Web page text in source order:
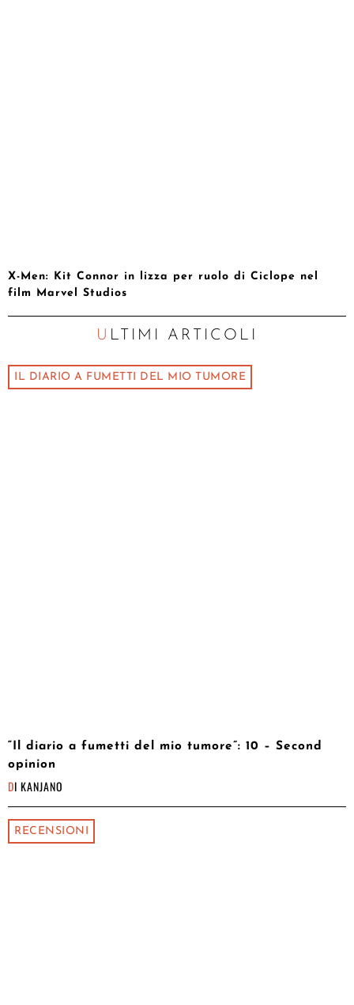
X-Men: Kit Connor in lizza per ruolo di Ciclope nel
film Marvel Studios
ULTIMI ARTICOLI
IL DIARIO A FUMETTI DEL MIO TUMORE
“Il diario a fumetti del mio tumore”: 10 – Second
opinion
DI KANJANO
RECENSIONI